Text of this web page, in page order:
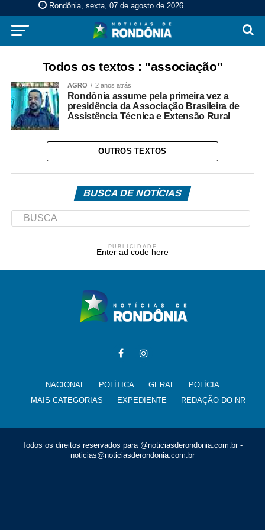
Rondônia, sexta, 07 de agosto de 2026.
Todos os textos : "associação"
AGRO 2 anos atrás
Rondônia assume pela primeira vez a
presidência da Associação Brasileira de
Assistência Técnica e Extensão Rural
OUTROS TEXTOS
BUSCA DE NOTÍCIAS
PUBLICIDADE
Enter ad code here
NACIONAL POLÍTICA GERAL
POLÍCIA
MAIS CATEGORIAS
EXPEDIENTE REDAÇÃO DO NR
Todos os direitos reservados para @noticiasderondonia.com.br -
noticias@noticiasderondonia.com.br